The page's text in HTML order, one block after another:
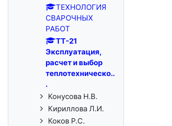
ТЕХНОЛОГИЯ
СВАРОЧНЫХ
РАБОТ
ТТ-21
Эксплуатация,
расчет и выбор
теплотехническо..
.
Конусова Н.В.
Кириллова Л.И.
Коков Р.С.